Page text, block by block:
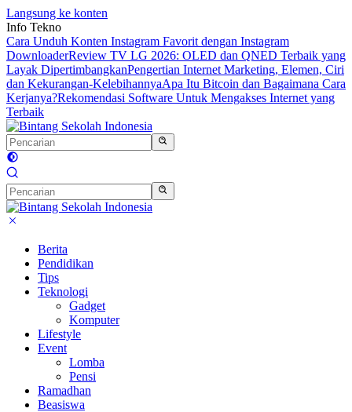
Langsung ke konten
Info Tekno
Cara Unduh Konten Instagram Favorit dengan Instagram
DownloaderReview TV LG 2026: OLED dan QNED Terbaik yang
Layak DipertimbangkanPengertian Internet Marketing, Elemen, Ciri
dan Kekurangan-KelebihannyaApa Itu Bitcoin dan Bagaimana Cara
Kerjanya?Rekomendasi Software Untuk Mengakses Internet yang
Terbaik
Berita
Pendidikan
Tips
Teknologi
Gadget
Komputer
Lifestyle
Event
Lomba
Pensi
Ramadhan
Beasiswa